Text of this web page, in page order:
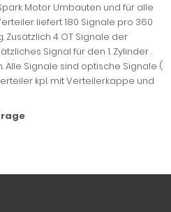
Motor Umbauten und für alle
liefert 180 Signale pro 360
4 OT Signale der
Signal für den 1. Zylinder .
Alle Signale sind optische Signale (
kpl. mit Verteilerkappe und